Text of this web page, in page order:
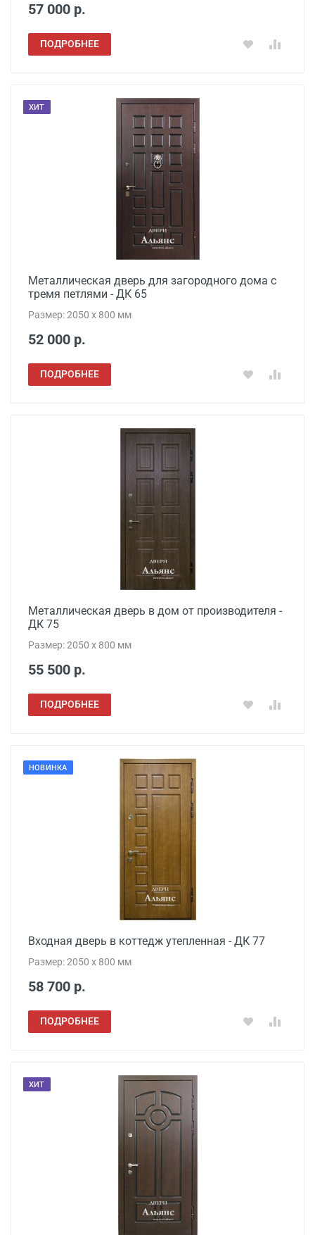
57 000 р.
ПОДРОБНЕЕ
ХИТ
Металлическая дверь для загородного дома с
тремя петлями - ДК 65
Размер: 2050 x 800 мм
52 000 р.
ПОДРОБНЕЕ
Металлическая дверь в дом от производителя -
ДК 75
Размер: 2050 x 800 мм
55 500 р.
ПОДРОБНЕЕ
НОВИНКА
Входная дверь в коттедж утепленная - ДК 77
Размер: 2050 x 800 мм
58 700 р.
ПОДРОБНЕЕ
ХИТ